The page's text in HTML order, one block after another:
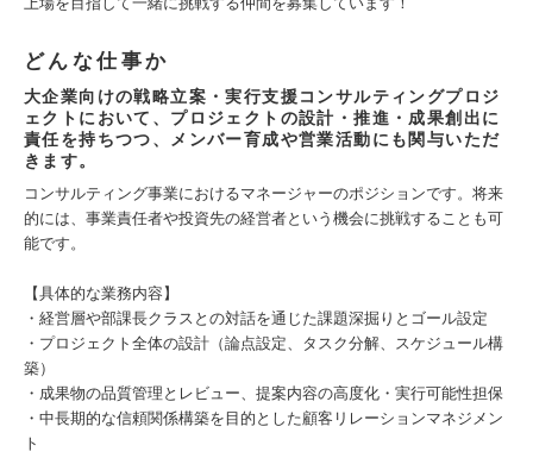
どんな仕事か
大企業向けの戦略立案・実行支援コンサルティングプロジ
ェクトにおいて、プロジェクトの設計・推進・成果創出に
責任を持ちつつ、メンバー育成や営業活動にも関与いただ
きます。
コンサルティング事業におけるマネージャーのポジションです。将来
的には、事業責任者や投資先の経営者という機会に挑戦することも可
能です。
【具体的な業務内容】
・経営層や部課長クラスとの対話を通じた課題深掘りとゴール設定
・プロジェクト全体の設計（論点設定、タスク分解、スケジュール構
築）
・成果物の品質管理とレビュー、提案内容の高度化・実行可能性担保
・中長期的な信頼関係構築を目的とした顧客リレーションマネジメン
ト